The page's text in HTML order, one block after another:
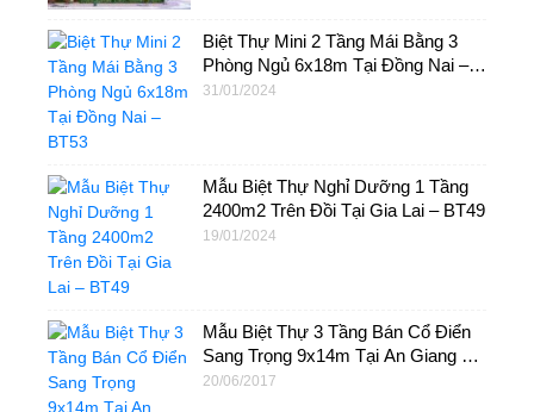
Biệt Thự Mini 2 Tầng Mái Bằng 3
Phòng Ngủ 6x18m Tại Đồng Nai –
BT53
31/01/2024
Mẫu Biệt Thự Nghỉ Dưỡng 1 Tầng
2400m2 Trên Đồi Tại Gia Lai – BT49
19/01/2024
Mẫu Biệt Thự 3 Tầng Bán Cổ Điển
Sang Trọng 9x14m Tại An Giang –
BTB01
20/06/2017